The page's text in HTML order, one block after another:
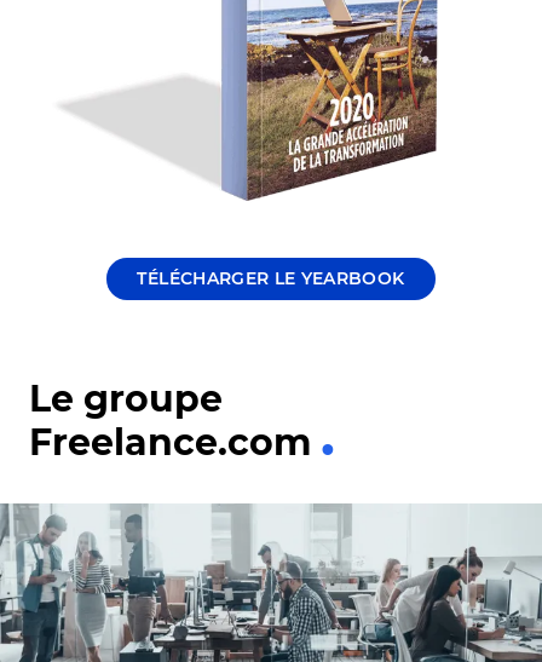
TÉLÉCHARGER LE YEARBOOK
Le groupe
Freelance.com